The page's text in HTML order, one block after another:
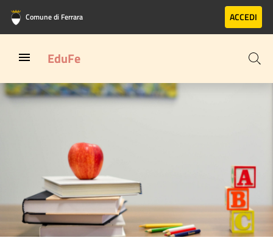
Vai al contenuto principale
Vai al footer
Comune di Ferrara ACCEDI
EduFe